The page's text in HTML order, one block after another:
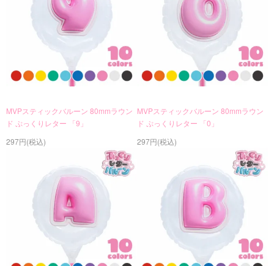
MVPスティックバルーン 80mmラウン
ド ぷっくりレター 「9」
297円(税込)
MVPスティックバルーン 80mmラウン
ド ぷっくりレター 「0」
297円(税込)